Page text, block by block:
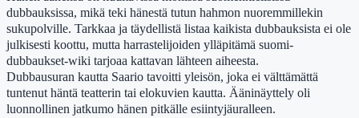
dubbauksissa, mikä teki hänestä tutun hahmon nuoremmillekin
sukupolville. Tarkkaa ja täydellistä listaa kaikista dubbauksista ei ole
julkisesti koottu, mutta harrastelijoiden ylläpitämä suomi-
dubbaukset-wiki tarjoaa kattavan lähteen aiheesta.
Dubbausuran kautta Saario tavoitti yleisön, joka ei välttämättä
tuntenut häntä teatterin tai elokuvien kautta. Ääninäyttely oli
luonnollinen jatkumo hänen pitkälle esiintyjäuralleen.